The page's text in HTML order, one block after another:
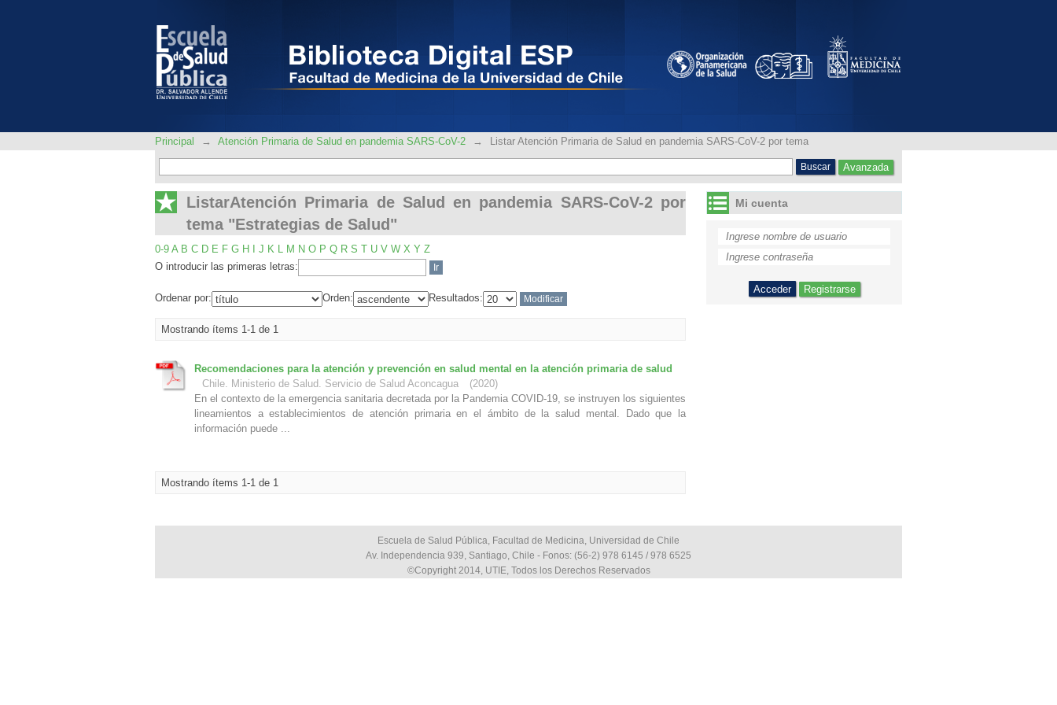
de Salud"
Principal → Atención Primaria de Salud en pandemia SARS-CoV-2 → Listar Atención Primaria de Salud en pandemia SARS-CoV-2 por tema
Avanzada
ListarAtención Primaria de Salud en pandemia SARS-CoV-2 por
tema "Estrategias de Salud"
0-9 A B C D E F G H J K L M N O P Q R S T U V W X Y Z
O introducir las primeras letras:
Ordenar por: Orden: Resultados:
Mostrando ítems 1-1 de 1
Recomendaciones para la atención y prevención en salud mental en la atención primaria de salud
Chile. Ministerio de Salud. Servicio de Salud Aconcagua
(2020)
En el contexto de la emergencia sanitaria decretada por la Pandemia COVID-19, se instruyen los siguientes
lineamientos a establecimientos de atención primaria en el ámbito de la salud mental. Dado que la
información puede ...
Mostrando ítems 1-1 de 1
Mi cuenta
Registrarse
Escuela de Salud Pública, Facultad de Medicina, Universidad de Chile
Av. Independencia 939, Santiago, Chile - Fonos: (56-2) 978 6145 / 978 6525
©Copyright 2014, UTIE, Todos los Derechos Reservados